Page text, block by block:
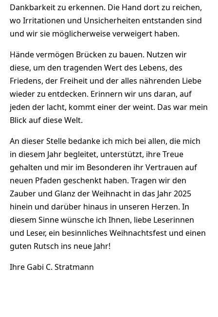
Dankbarkeit zu erkennen. Die Hand dort zu reichen,
wo Irritationen und Unsicherheiten entstanden sind
und wir sie möglicherweise verweigert haben.
Hände vermögen Brücken zu bauen. Nutzen wir
diese, um den tragenden Wert des Lebens, des
Friedens, der Freiheit und der alles nährenden Liebe
wieder zu entdecken. Erinnern wir uns daran, auf
jeden der lacht, kommt einer der weint. Das war mein
Blick auf diese Welt.
An dieser Stelle bedanke ich mich bei allen, die mich
in diesem Jahr begleitet, unterstützt, ihre Treue
gehalten und mir im Besonderen ihr Vertrauen auf
neuen Pfaden geschenkt haben. Tragen wir den
Zauber und Glanz der Weihnacht in das Jahr 2025
hinein und darüber hinaus in unseren Herzen. In
diesem Sinne wünsche ich Ihnen, liebe Leserinnen
und Leser, ein besinnliches Weihnachtsfest und einen
guten Rutsch ins neue Jahr!
Ihre Gabi C. Stratmann